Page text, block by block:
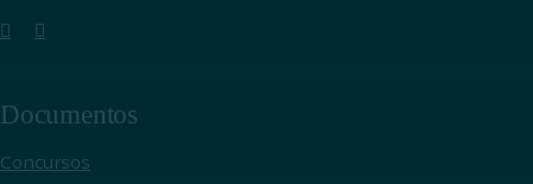
Documentos
Concursos